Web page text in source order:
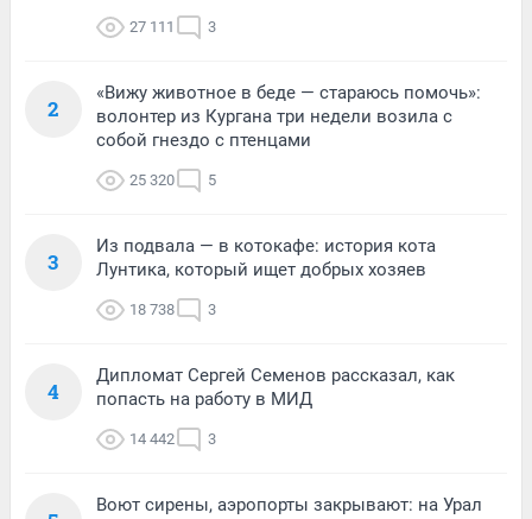
27 111 3
2
«Вижу животное в беде — стараюсь помочь»:
волонтер из Кургана три недели возила с
собой гнездо с птенцами
25 320 5
3
Из подвала — в котокафе: история кота
Лунтика, который ищет добрых хозяев
18 738 3
4
Дипломат Сергей Семенов рассказал, как
попасть на работу в МИД
14 442 3
Воют сирены, аэропорты закрывают: на Урал